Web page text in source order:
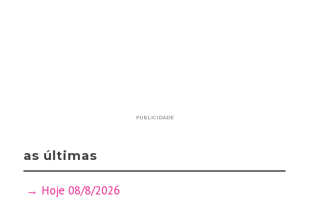
PUBLICIDADE
as últimas
Hoje 08/8/2026